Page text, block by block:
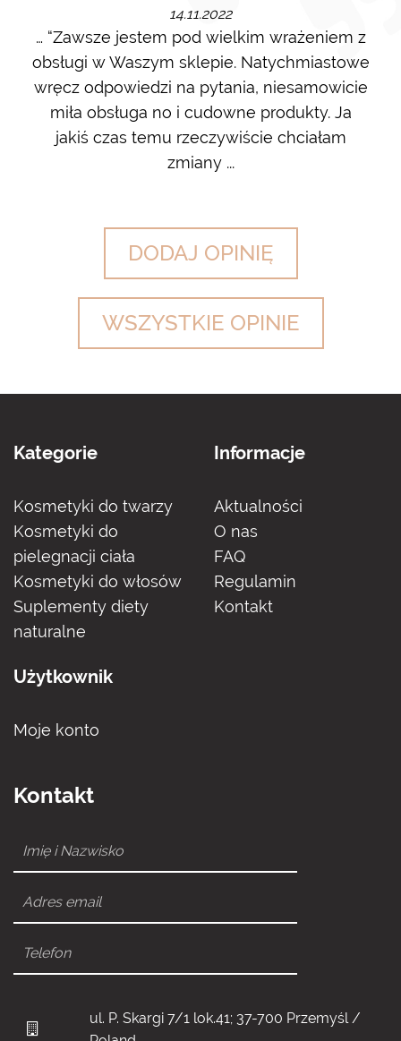
14.11.2022
… “Zawsze jestem pod wielkim wrażeniem z
obsługi w Waszym sklepie. Natychmiastowe
wręcz odpowiedzi na pytania, niesamowicie
miła obsługa no i cudowne produkty. Ja
jakiś czas temu rzeczywiście chciałam
zmiany ...
DODAJ OPINIĘ
WSZYSTKIE OPINIE
Kategorie
Kosmetyki do twarzy
Kosmetyki do
pielegnacji ciała
Kosmetyki do włosów
Suplementy diety
naturalne
Informacje
Aktualności
O nas
FAQ
Regulamin
Kontakt
Użytkownik
Moje konto
Kontakt
ul. P. Skargi 7/1 lok.41; 37-700 Przemyśl /